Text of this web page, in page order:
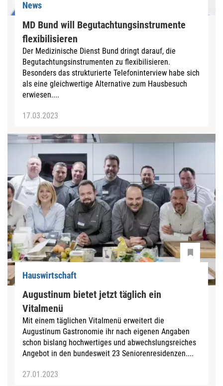
News
MD Bund will Begutachtungsinstrumente
flexibilisieren
Der Medizinische Dienst Bund dringt darauf, die
Begutachtungsinstrumenten zu flexibilisieren.
Besonders das strukturierte Telefoninterview habe sich
als eine gleichwertige Alternative zum Hausbesuch
erwiesen....
17.03.2023
Hauswirtschaft
Augustinum bietet jetzt täglich ein
Vitalmenü
Mit einem täglichen Vitalmenü erweitert die
Augustinum Gastronomie ihr nach eigenen Angaben
schon bislang hochwertiges und abwechslungsreiches
Angebot in den bundesweit 23 Seniorenresidenzen....
27.01.2023